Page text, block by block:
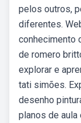
pelos outros,
diferentes.
conhecimento
de romero
explorar e
tati simões.
desenho
planos de aula